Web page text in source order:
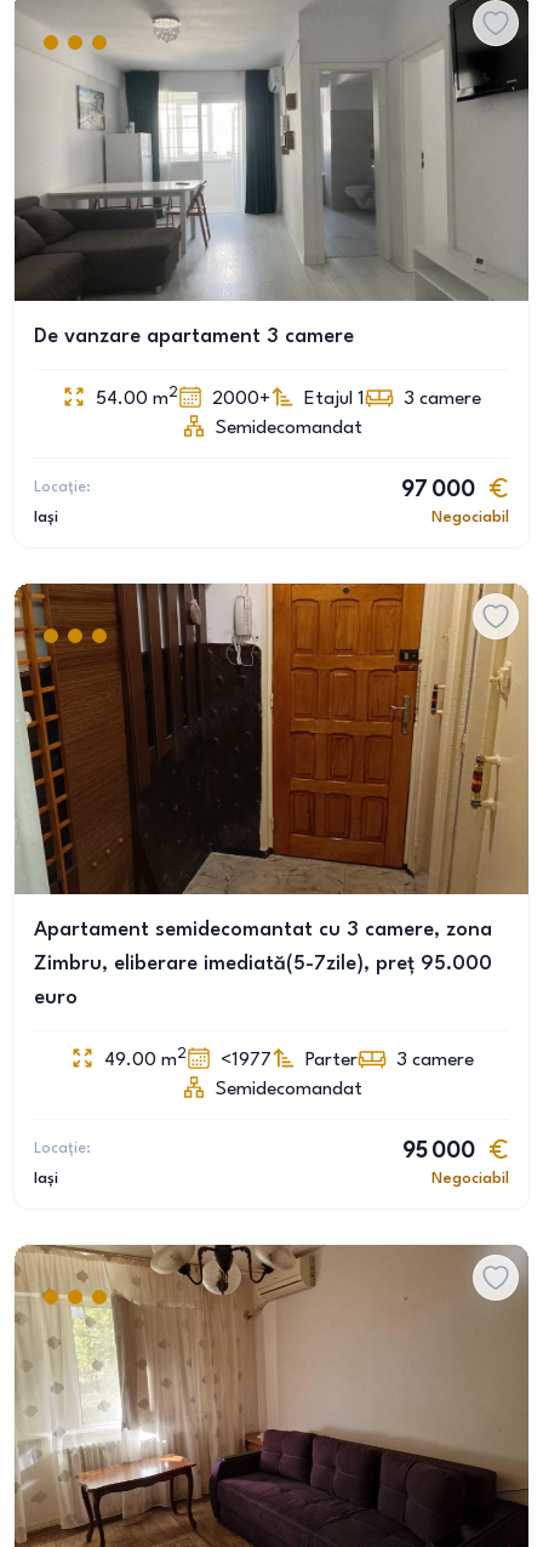
De vanzare apartament 3 camere
54.00 m2 2000+ Etajul 1 3 camere
Semidecomandat
Locație:
Iași
97 000
Negociabil
Apartament semidecomantat cu 3 camere, zona
Zimbru, eliberare imediată(5-7zile), preț 95.000
euro
49.00 m2 <1977 Parter 3 camere
Semidecomandat
Locație:
Iași
95 000
Negociabil